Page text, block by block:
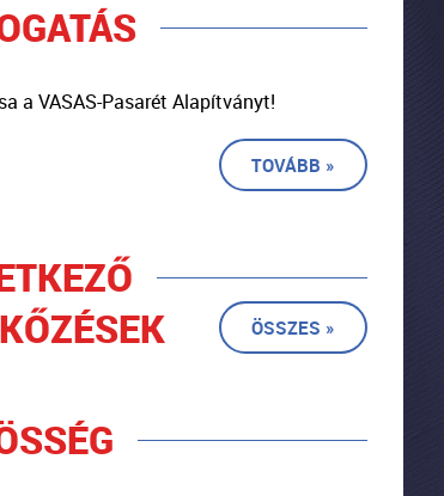
a VASAS-Pasarét Alapítványt!
TOVÁBB »
ÖSSZES »